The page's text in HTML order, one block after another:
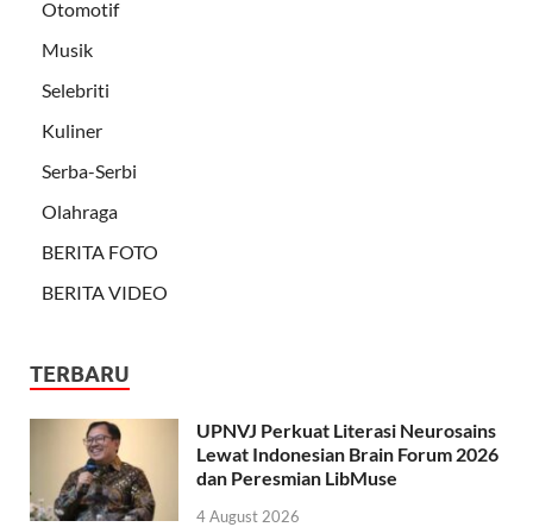
Otomotif
Musik
Selebriti
Kuliner
Serba-Serbi
Olahraga
BERITA FOTO
BERITA VIDEO
TERBARU
UPNVJ Perkuat Literasi Neurosains
Lewat Indonesian Brain Forum 2026
dan Peresmian LibMuse
4 August 2026